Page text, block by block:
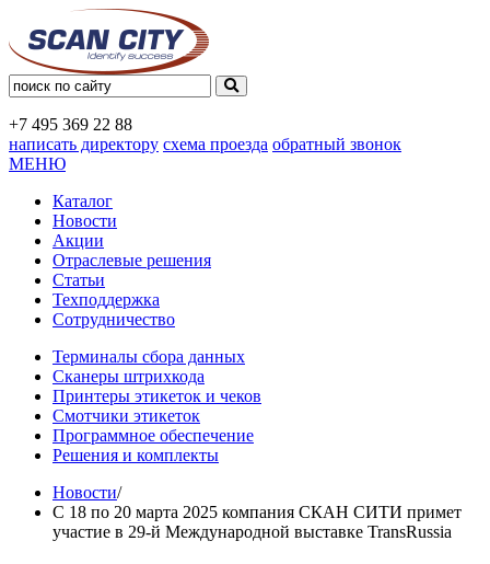
+7 495 369 22 88
написать директору схема проезда обратный звонок
МЕНЮ
Каталог
Новости
Акции
Отраслевые решения
Статьи
Техподдержка
Сотрудничество
Терминалы сбора данных
Сканеры штрихкода
Принтеры этикеток и чеков
Смотчики этикеток
Программное обеспечение
Решения и комплекты
Новости/
С 18 по 20 марта 2025 компания СКАН СИТИ примет
участие в 29-й Международной выставке TransRussia